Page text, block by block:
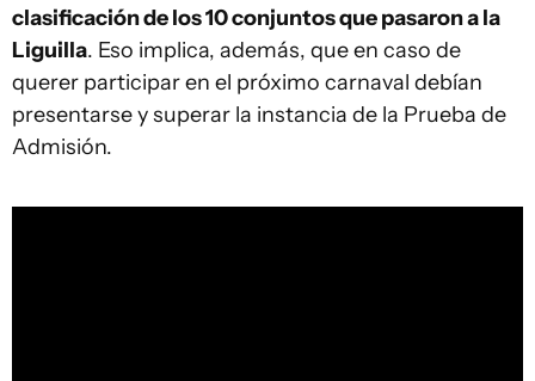
clasificación de los 10 conjuntos que pasaron a la
Liguilla. Eso implica, además, que en caso de
querer participar en el próximo carnaval debían
presentarse y superar la instancia de la Prueba de
Admisión.